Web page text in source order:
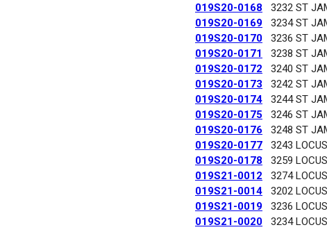
019S20-0168
3232 ST
019S20-0169
3234 ST
019S20-0170
3236 ST
019S20-0171
3238 ST
019S20-0172
3240 ST
019S20-0173
3242 ST
019S20-0174
3244 ST
019S20-0175
3246 ST
019S20-0176
3248 ST
019S20-0177
3243
019S20-0178
3259
019S21-0012
3274
019S21-0014
3202
019S21-0019
3236
019S21-0020
3234